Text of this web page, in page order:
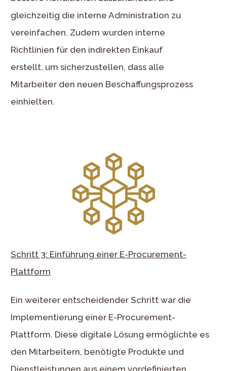
gleichzeitig die interne Administration zu
vereinfachen. Zudem wurden interne
Richtlinien für den indirekten Einkauf
erstellt, um sicherzustellen, dass alle
Mitarbeiter den neuen Beschaffungsprozess
einhielten.
Schritt 3: Einführung einer E-Procurement-
Plattform
Ein weiterer entscheidender Schritt war die
Implementierung einer E-Procurement-
Plattform. Diese digitale Lösung ermöglichte es
den Mitarbeitern, benötigte Produkte und